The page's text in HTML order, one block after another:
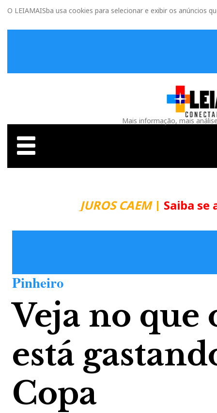
O LEIAMAISba usa cookies para selecionar e exibir os anúncios
Mais informação, mais
JUROS CAEM| Saiba se
Pinheiro
Veja no que
está
Copa